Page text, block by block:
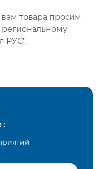
товара просим
РУС".